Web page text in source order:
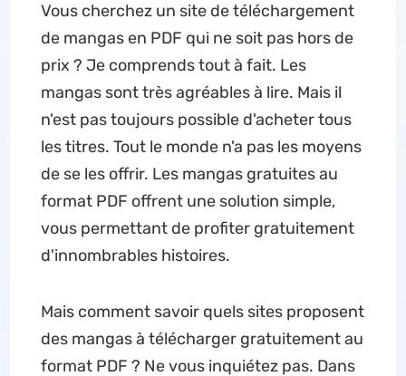
Vous cherchez un site de téléchargement
de mangas en PDF qui ne soit pas hors de
prix ? Je comprends tout à fait. Les
mangas sont très agréables à lire. Mais il
n'est pas toujours possible d'acheter tous
les titres. Tout le monde n'a pas les moyens
de se les offrir. Les mangas gratuites au
format PDF offrent une solution simple,
vous permettant de profiter gratuitement
d'innombrables histoires.
Mais comment savoir quels sites proposent
des mangas à télécharger gratuitement au
format PDF ? Ne vous inquiétez pas. Dans